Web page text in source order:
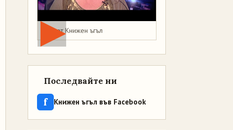
Мая от Книжен ъгъл
Последвайте ни
f Книжен ъгъл във Facebook